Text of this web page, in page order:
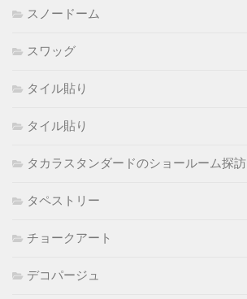
スノードーム
スワッグ
タイル貼り
タイル貼り
タカラスタンダードのショールーム探訪
タペストリー
チョークアート
デコパージュ